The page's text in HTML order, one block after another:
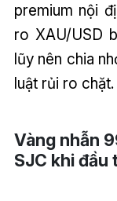
premium nội
ro XAU/USD
lũy nên chia
luật rủi ro chặt.
Vàng nhẫn
SJC khi đầu